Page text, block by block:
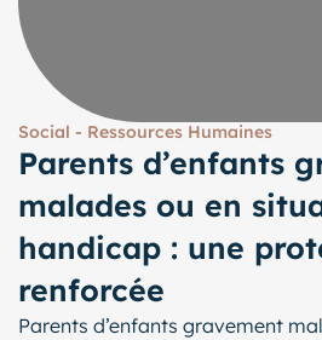
Social - Ressources Humaines
Parents d’enfants
malades ou en
handicap : une
renforcée
Parents d’enfants gravement